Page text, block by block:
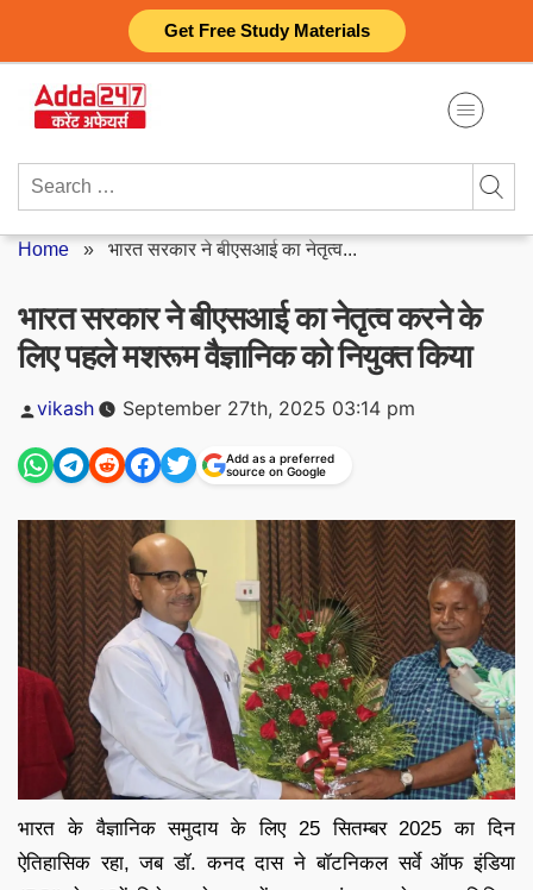
Get Free Study Materials
content
Search
Home » भारत सरकार ने बीएसआई का नेतृत्व...
भारत सरकार ने बीएसआई का नेतृत्व करने के
लिए पहले मशरूम वैज्ञानिक को नियुक्त किया
Posted
vikash September 27th, 2025 03:14 pm
Add as a preferred
source on Google
भारत के वैज्ञानिक समुदाय के लिए 25 सितम्बर 2025 का दिन
ऐतिहासिक रहा, जब डॉ. कनद दास ने बॉटनिकल सर्वे ऑफ इंडिया